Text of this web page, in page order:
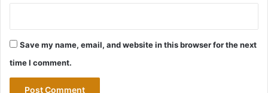
Save my name, email, and website in this browser for the next
time I comment.